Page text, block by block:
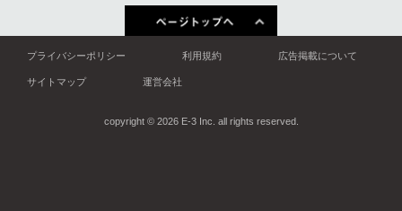
プライバシーポリシー 利用規約 広告掲載について
サイトマップ 運営会社
copyright © 2026 E-3 Inc. all rights reserved.